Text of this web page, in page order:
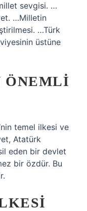
sevgisi. …
…Milletin
…Türk
üstüne
ÖNEMLI
temel ilkesi ve
Atatürk
eden bir devlet
bir özdür. Bu